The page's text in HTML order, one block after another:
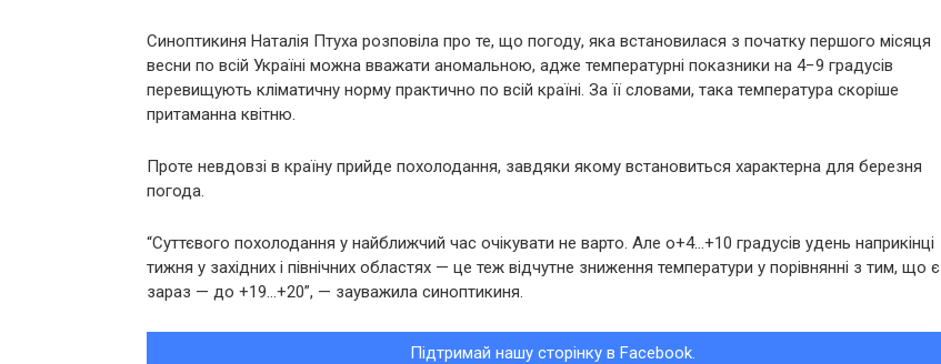
Синоптикиня Наталія Птуха розповіла про те, що погоду, яка встановилася з початку першого місяця
весни по всій Україні можна вважати аномальною, адже температурні показники на 4−9 градусів
перевищують кліматичну норму практично по всій країні. За її словами, така температура скоріше
притаманна квітню.
Проте невдовзі в країну прийде похолодання, завдяки якому встановиться характерна для березня
погода.
“Суттєвого похолодання у найближчий час очікувати не варто. Але о+4…+10 градусів удень наприкінці
тижня у західних і північних областях — це теж відчутне зниження температури у порівнянні з тим, що є
зараз — до +19…+20”, — зауважила синоптикиня.
Підтримай нашу сторінку в Facebook.